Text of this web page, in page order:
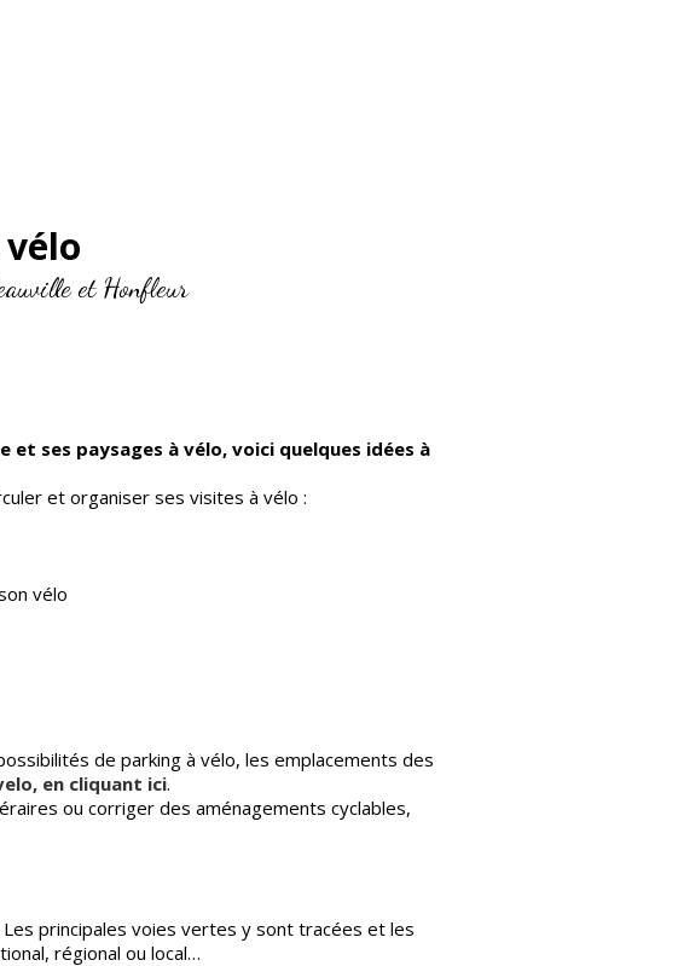
et Honfleur
et ses paysages à vélo, voici quelques idées à
et organiser ses visites à vélo :
vélo
de parking à vélo, les emplacements des
en cliquant ici.
ou corriger des aménagements cyclables,
principales voies vertes y sont tracées et les
régional ou local…